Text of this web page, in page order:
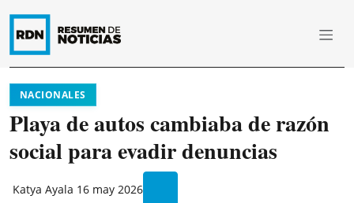
NACIONALES
Playa de autos cambiaba de razón
social para evadir denuncias
Katya Ayala 16 may 2026